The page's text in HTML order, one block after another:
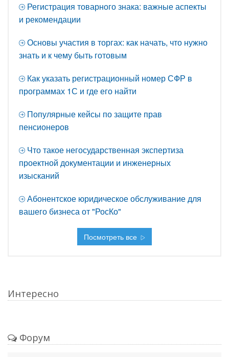
Регистрация товарного знака: важные аспекты
и рекомендации
Основы участия в торгах: как начать, что нужно
знать и к чему быть готовым
Как указать регистрационный номер СФР в
программах 1С и где его найти
Популярные кейсы по защите прав
пенсионеров
Что такое негосударственная экспертиза
проектной документации и инженерных
изысканий
Абонентское юридическое обслуживание для
вашего бизнеса от "РосКо"
Посмотреть все
Интересно
Форум